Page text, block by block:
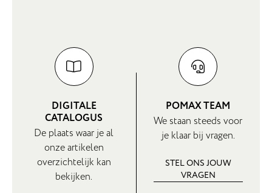
DIGITALE
CATALOGUS
De plaats waar je al
onze artikelen
overzichtelijk kan
bekijken.
POMAX TEAM
We staan steeds voor
je klaar bij vragen.
STEL ONS JOUW
VRAGEN